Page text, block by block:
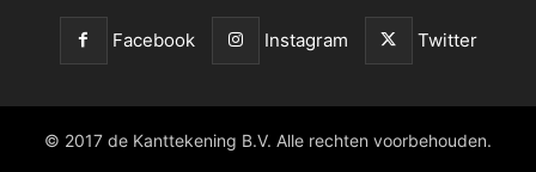
Facebook Instagram Twitter
© 2017 de Kanttekening B.V. Alle rechten voorbehouden.